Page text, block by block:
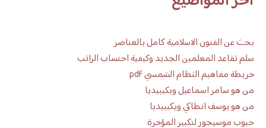
بحث عن الفنون الاسلامية كامل بالعناصر
سلم تقاعد المعلمين الجديد وكيفية احتساب الراتب
خريطة مفاهيم النظام الشمسي pdf
من هو سامر اسماعيل ويكيبيديا
من هو يوسف انطاكي ويكيبيديا
حبوب موسيجور لتكبير المؤخرة